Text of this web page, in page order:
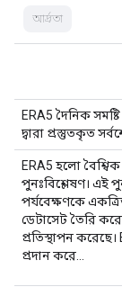
আর্দ্রতা
ERA5 দৈনিক
দ্বারা প্রস্তুতকৃত
ERA5 হলো
পুনঃবিশ্লেষণ। এই
পর্যবেক্ষণকে
ডেটাসেট তৈরি
প্রতিস্থাপন
প্রদান করে…